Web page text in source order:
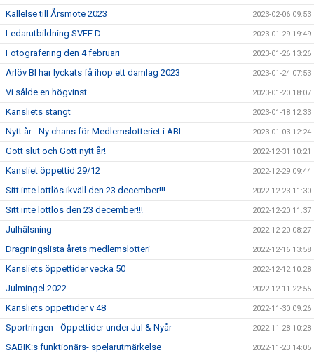
Kallelse till Årsmöte 2023 2023-02-06 09:53
Ledarutbildning SVFF D 2023-01-29 19:49
Fotografering den 4 februari 2023-01-26 13:26
Arlöv BI har lyckats få ihop ett damlag 2023 2023-01-24 07:53
Vi sålde en högvinst 2023-01-20 18:07
Kansliets stängt 2023-01-18 12:33
Nytt år - Ny chans för Medlemslotteriet i ABI 2023-01-03 12:24
Gott slut och Gott nytt år! 2022-12-31 10:21
Kansliet öppettid 29/12 2022-12-29 09:44
Sitt inte lottlös ikväll den 23 december!!! 2022-12-23 11:30
Sitt inte lottlös den 23 december!!! 2022-12-20 11:37
Julhälsning 2022-12-20 08:27
Dragningslista årets medlemslotteri 2022-12-16 13:58
Kansliets öppettider vecka 50 2022-12-12 10:28
Julmingel 2022 2022-12-11 22:55
Kansliets öppettider v 48 2022-11-30 09:26
Sportringen - Öppettider under Jul & Nyår 2022-11-28 10:28
SABIK:s funktionärs- spelarutmärkelse 2022-11-23 14:05